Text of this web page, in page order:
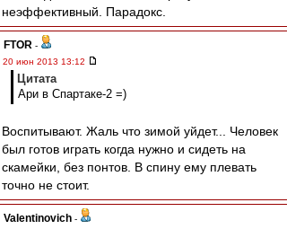
неэффективный. Парадокс.
FTOR -
20 июн 2013 13:12
Цитата
Ари в Спартаке-2 =)
Воспитывают. Жаль что зимой уйдет... Человек
был готов играть когда нужно и сидеть на
скамейки, без понтов. В спину ему плевать
точно не стоит.
Valentinovich -